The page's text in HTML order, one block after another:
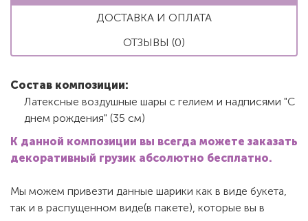
ДОСТАВКА И ОПЛАТА
ОТЗЫВЫ (0)
Состав композиции:
Латексные воздушные шары с гелием и надписями "С
днем рождения" (35 см)
К данной композиции вы всегда можете заказать
декоративный грузик абсолютно бесплатно.
Мы можем привезти данные шарики как в виде букета,
так и в распущенном виде(в пакете), которые вы в